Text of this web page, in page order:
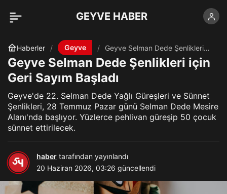
GEYVE HABER
Haberler Geyve
Geyve Selman Dede Şenlikleri
için Geri Sayım Başladı
Geyve Selman Dede Şenlikleri için
Geri Sayım Başladı
Geyve'de 22. Selman Dede Yağlı Güreşleri ve Sünnet
Şenlikleri, 28 Temmuz Pazar günü Selman Dede Mesire
Alanı'nda başlıyor. Yüzlerce pehlivan güreşip 50 çocuk
sünnet ettirilecek.
haber tarafından yayınlandı
20 Haziran 2026, 03:26 güncellendi